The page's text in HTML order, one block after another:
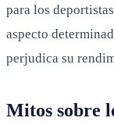
para los
aspecto
perjudica su
Mitos sobre